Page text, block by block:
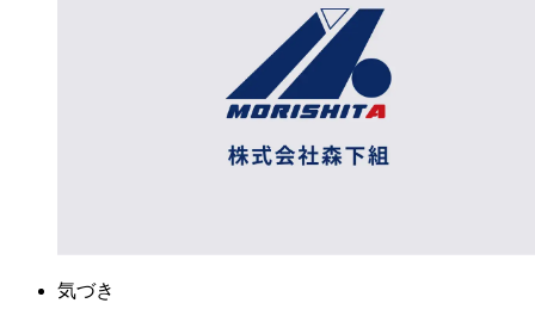
気づき